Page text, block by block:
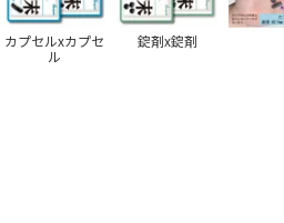
カプセルxカプセ
ル
錠剤x錠剤